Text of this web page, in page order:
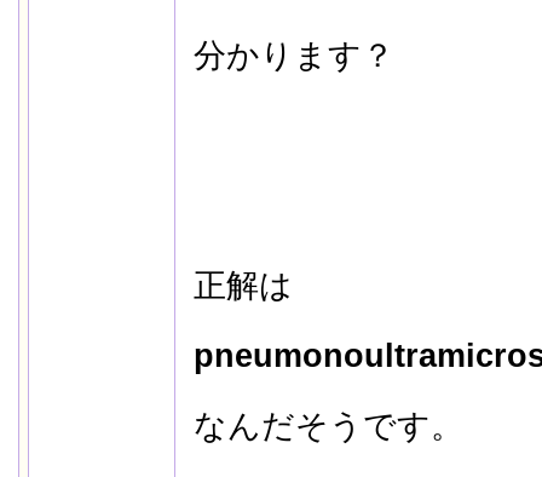
分かります？
正解は
なんだそうです。